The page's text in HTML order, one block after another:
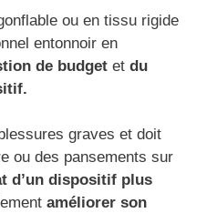
ou en tissu rigide
entonnoir en
de budget et du
graves et doit
ou des pansements sur
d’un dispositif plus
améliorer son